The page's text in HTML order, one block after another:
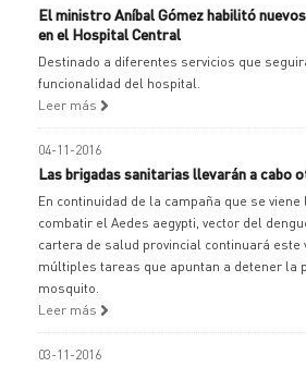
El ministro Aníbal Gómez habilitó
en el Hospital Central
Destinado a diferentes servicios que
funcionalidad del hospital.
Leer más
04-11-2016
Las brigadas sanitarias llevarán a cabo
En continuidad de la campaña que se
combatir el Aedes aegypti, vector del
cartera de salud provincial continuará este
múltiples tareas que apuntan a detener la
mosquito.
Leer más
03-11-2016